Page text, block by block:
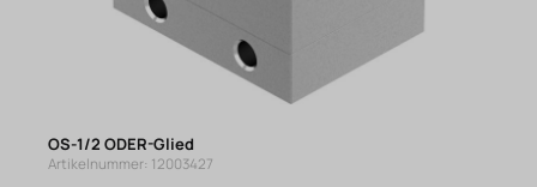
OS-1/2 ODER-Glied
Artikelnummer: 12003427